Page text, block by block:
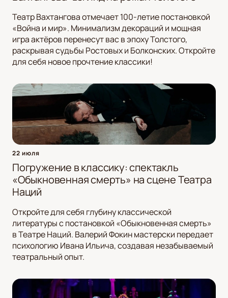
Театр Вахтангова отмечает 100-летие постановкой
«Война и мир». Минимализм декораций и мощная
игра актёров перенесут вас в эпоху Толстого,
раскрывая судьбы Ростовых и Болконских. Откройте
для себя новое прочтение классики!
22 июля
Погружение в классику: спектакль
«Обыкновенная смерть» на сцене Театра
Наций
Откройте для себя глубину классической
литературы с постановкой «Обыкновенная смерть»
в Театре Наций. Валерий Фокин мастерски передает
психологию Ивана Ильича, создавая незабываемый
театральный опыт.